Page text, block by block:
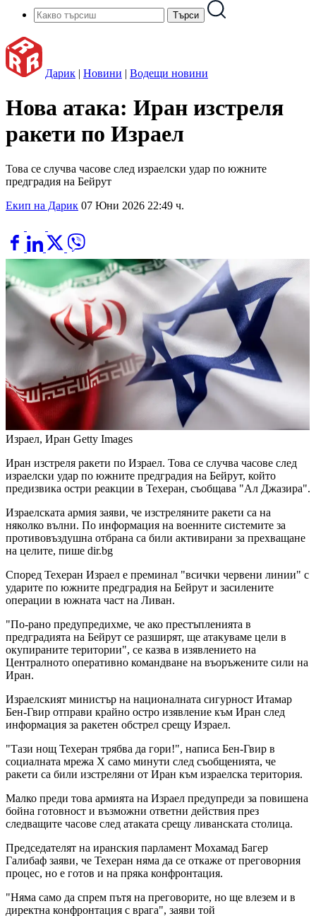
Дарик | Новини | Водещи новини
Нова атака: Иран изстреля
ракети по Израел
Това се случва часове след израелски удар по южните
предградия на Бейрут
Екип на Дарик 07 Юни 2026 22:49 ч.
Израел, Иран Getty Images
Иран изстреля ракети по Израел. Това се случва часове след
израелски удар по южните предградия на Бейрут, който
предизвика остри реакции в Техеран, съобщава "Ал Джазира".
Израелската армия заяви, че изстреляните ракети са на
няколко вълни. По информация на военните системите за
противовъздушна отбрана са били активирани за прехващане
на целите, пише dir.bg
Според Техеран Израел е преминал "всички червени линии" с
ударите по южните предградия на Бейрут и засилените
операции в южната част на Ливан.
"По-рано предупредихме, че ако престъпленията в
предградията на Бейрут се разширят, ще атакуваме цели в
окупираните територии", се казва в изявлението на
Централното оперативно командване на въоръжените сили на
Иран.
Израелският министър на националната сигурност Итамар
Бен-Гвир отправи крайно остро изявление към Иран след
информация за ракетен обстрел срещу Израел.
"Тази нощ Техеран трябва да гори!", написа Бен-Гвир в
социалната мрежа X само минути след съобщенията, че
ракети са били изстреляни от Иран към израелска територия.
Малко преди това армията на Израел предупреди за повишена
бойна готовност и възможни ответни действия през
следващите часове след атаката срещу ливанската столица.
Председателят на иранския парламент Мохамад Багер
Галибаф заяви, че Техеран няма да се откаже от преговорния
процес, но е готов и на пряка конфронтация.
"Няма само да спрем пътя на преговорите, но ще влезем и в
директна конфронтация с врага", заяви той